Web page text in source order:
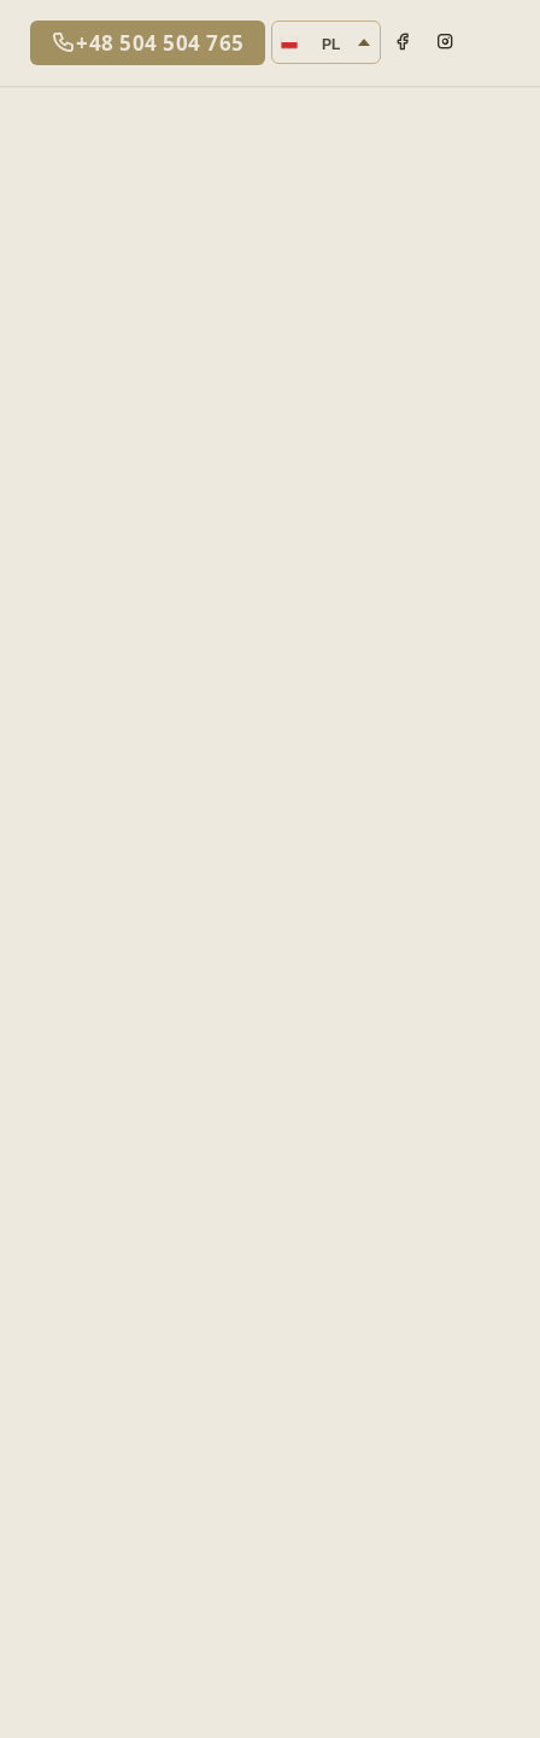
+48 504 504 765 Język strony
PL